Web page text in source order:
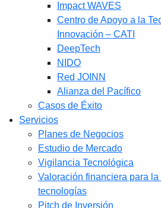
Impact WAVES
Centro de Apoyo a la
Innovación – CATI
DeepTech
NIDO
Red JOINN
Alianza del Pacífico
Casos de Éxito
Servicios
Planes de Negocios
Estudio de Mercado​
Vigilancia Tecnológica
Valoración financiera para
tecnologías
Pitch de Inversión